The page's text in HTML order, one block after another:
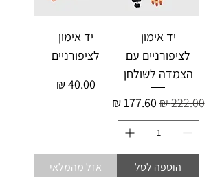
יד אימון
לציפורניים עם
הצמדה לשולחן
מחיר רגיל‏222.00 ‏₪ מחיר מבצע
הוספה לסל
יד אימון
לציפורניים
מחיר
אזל מהמלאי